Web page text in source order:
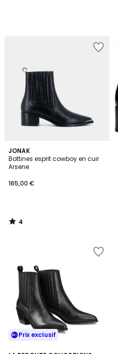
JONAK
Bottines esprit cowboy en cuir
Arsene
165,00 €
4
/
5
4
/
Prix exclusif